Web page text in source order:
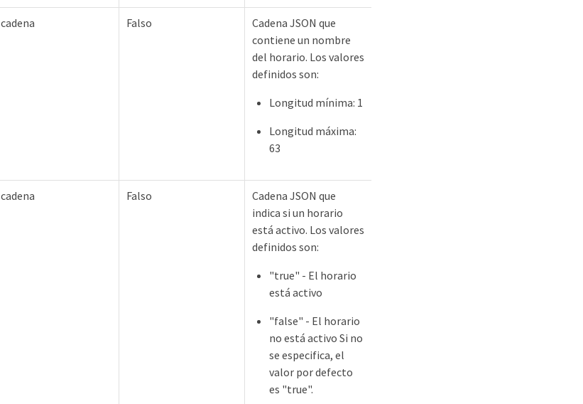
cadena Falso
Cadena JSON que
contiene un nombre
del horario. Los valores
definidos son:
Longitud mínima: 1
Longitud máxima:
63
cadena Falso
Cadena JSON que
indica si un horario
está activo. Los valores
definidos son:
"true" - El horario
está activo
"false" - El horario
no está activo Si no
se especifica, el
valor por defecto
es "true".